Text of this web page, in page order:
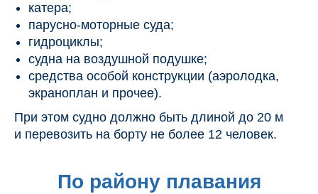
катера;
парусно-моторные суда;
гидроциклы;
судна на воздушной подушке;
средства особой конструкции (аэролодка,
экраноплан и прочее).
При этом судно должно быть длиной до 20 м
и перевозить на борту не более 12 человек.
По району плавания